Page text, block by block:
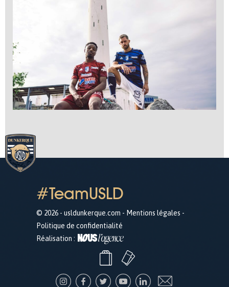
#TeamUSLD
© 2026 - usldunkerque.com - Mentions légales -
Politique de confidentialité
Réalisation :